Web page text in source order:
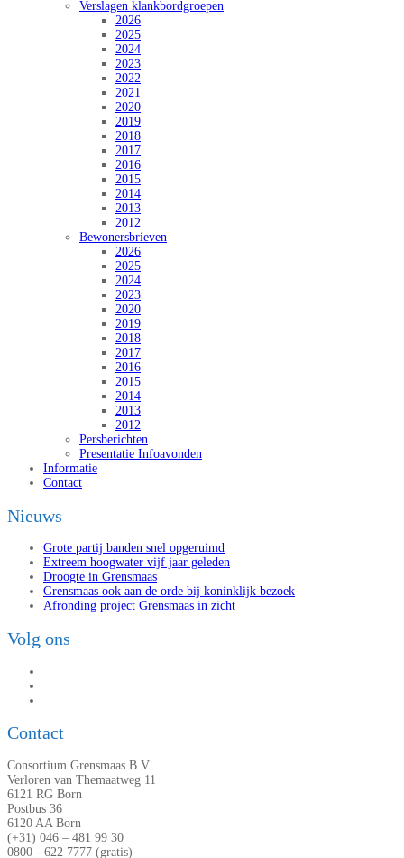
Verslagen klankbordgroepen
2026
2025
2024
2023
2022
2021
2020
2019
2018
2017
2016
2015
2014
2013
2012
Bewonersbrieven
2026
2025
2024
2023
2020
2019
2018
2017
2016
2015
2014
2013
2012
Persberichten
Presentatie Infoavonden
Informatie
Contact
Nieuws
Grote partij banden snel opgeruimd
Extreem hoogwater vijf jaar geleden
Droogte in Grensmaas
Grensmaas ook aan de orde bij koninklijk bezoek
Afronding project Grensmaas in zicht
Volg ons
Contact
Consortium Grensmaas B.V.
Verloren van Themaatweg 11
6121 RG Born
Postbus 36
6120 AA Born
(+31) 046 – 481 99 30
0800 - 622 7777 (gratis)